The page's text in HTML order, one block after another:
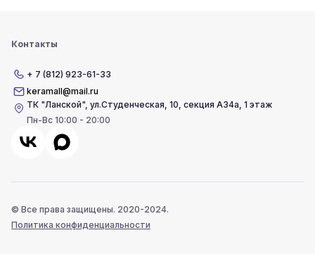
Контакты
+ 7 (812) 923-61-33
keramall@mail.ru
ТК "Ланской",ул.Студенческая, 10, секция А34а, 1 этаж
Пн-Вс 10:00 - 20:00
© Все права защищены. 2020-2024.
Политика конфиденциальности